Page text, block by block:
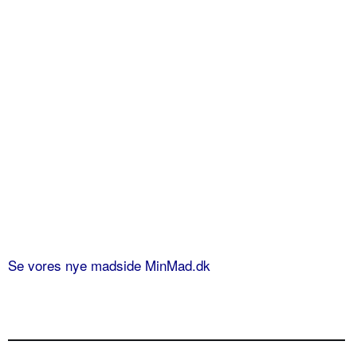
Se vores nye madside MinMad.dk